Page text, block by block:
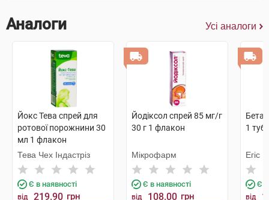
Аналоги Усі аналоги
Йокс Тева спрей для
ротової порожнини 30
мл 1 флакон
Тева Чех Індастріз
Є в наявності
від 219.90 грн
Йодіксол спрей 85 мг/г
30 г 1 флакон
Мікрофарм
Є в наявності
від 108.00 грн
1
Егіс
Є в
від